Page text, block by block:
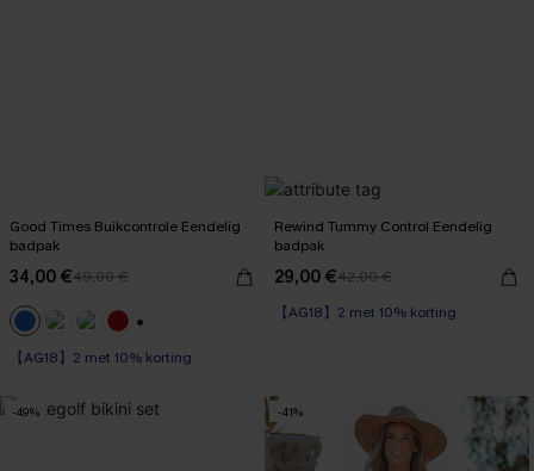
Good Times Buikcontrole Eendelig
badpak
34,00 €49,00 €
【AG18】2 met 10% korting
Op voorraad
Rewind Tummy Control Eendelig
badpak
29,00 €42,00 €
【AG18】2 met 10% korting
Op voorraad
-49% -41%